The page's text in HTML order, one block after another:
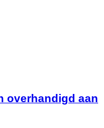
overhandigd aan